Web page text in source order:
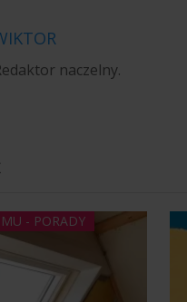
naczelny.
- PORADY